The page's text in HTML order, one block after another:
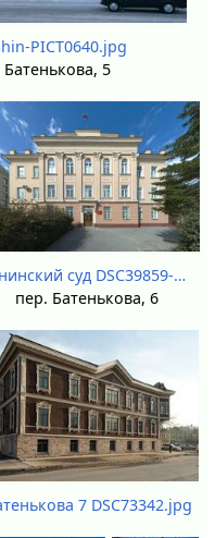
PICT0640.jpg
Батенькова, 5
Ленинский суд DSC39859-DSC39876.jpg
пер. Батенькова, 6
7 DSC73342.jpg